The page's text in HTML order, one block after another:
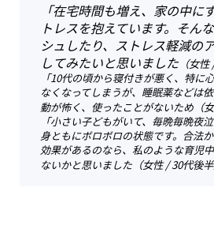
「在宅時間も増え、家の中に
トレスを抱えています。そん
シュしたり、ストレス軽減の
してみたいと思いました（女性
「10代の頃から寝付きが悪く、特に
なくなってしまうが、睡眠薬などは
動が怖く、使ったことがないため（
「小さい子どもがいて、毎晩毎晩夜
身ともにボロボロの状態です。合法
効果があるのなら、私のような育児
ないかと思いました（女性 / 30代後半